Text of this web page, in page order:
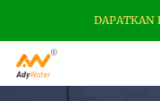
DAPATKAN